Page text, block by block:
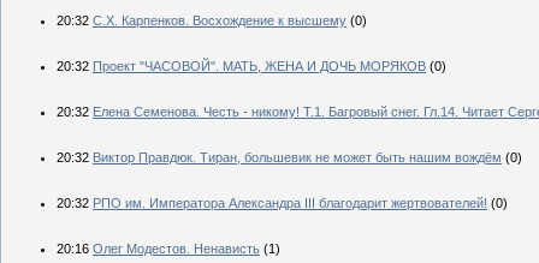
20:32 С.Х. Карпенков. Восхождение к высшему (0)
20:32 Проект "ЧАСОВОЙ". МАТЬ, ЖЕНА И ДОЧЬ МОРЯКОВ (0)
20:32 Елена Семенова. Честь - никому! Т.1. Багровый снег. Гл.14. Читает
20:32 Виктор Правдюк. Тиран, большевик не может быть нашим вождём (0)
20:32 РПО им. Императора Александра III благодарит жертвователей! (0)
20:16 Олег Модестов. Ненависть (1)